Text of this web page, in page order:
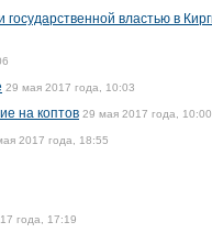
властью в
29 мая 2017 года, 10:03
на коптов 29 мая 2017 года, 10:00
2017 года, 18:55
года, 17:19